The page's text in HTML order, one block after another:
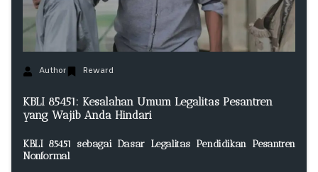
Author Reward
KBLI 85451: Kesalahan Umum Legalitas Pesantren
yang Wajib Anda Hindari
KBLI 85451 sebagai Dasar Legalitas Pendidikan Pesantren
Nonformal